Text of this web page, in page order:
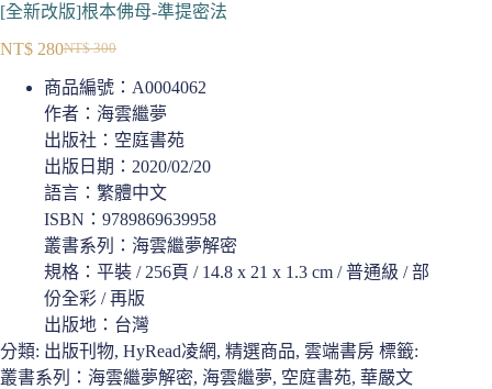
ok A
pp
ha Li
[全新改版]根本佛母-準提密法
NT$300
始
價
格：
NT$ 300。
NT$ 280
前
價
格：
NT$ 280。
商品編號： A0004062
作者：海雲繼夢
出版社：空庭書苑
出版日期：2020/02/20
語言：繁體中文
ISBN：9789869639958
叢書系列：海雲繼夢解密
規格：平裝 / 256頁 / 14.8 x 21 x 1.3 cm / 普通級 / 部
份全彩 / 再版
出版地：台灣
分類: 出版刊物, HyRead凌網, 精選商品, 雲端書房 標籤:
叢書系列：海雲繼夢解密, 海雲繼夢, 空庭書苑, 華嚴文